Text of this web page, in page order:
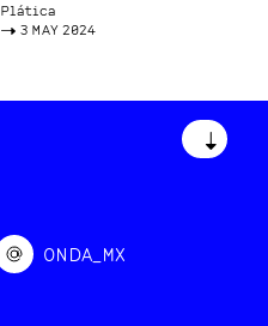
Plática
-> 3 MAY 2024
↓
ONDA_MX